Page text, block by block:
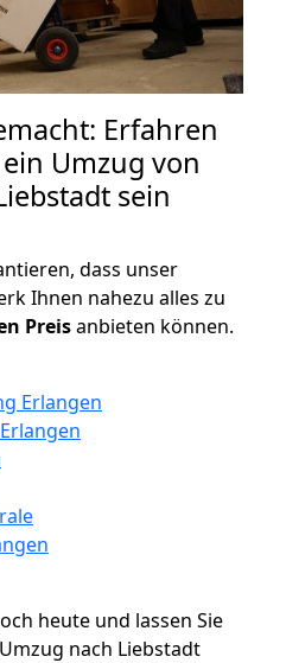
Erfahren
Umzug von
sein
dass unser
Ihnen nahezu alles zu
Preisanbieten können.
Erlangen
heute und lassen Sie
nach Liebstadt